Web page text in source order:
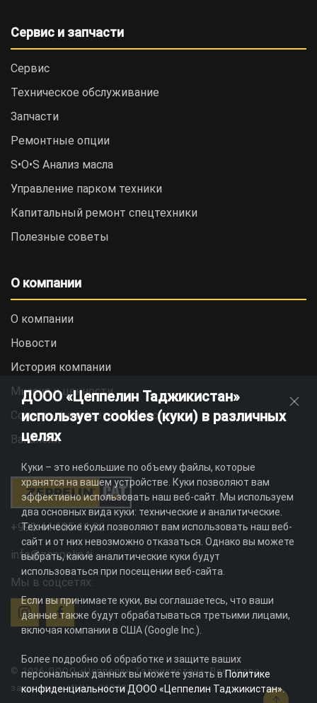
Сервис и запчасти
Сервис
Техническое обслуживание
Запчасти
Ремонтные опции
S•O•S Анализ масла
Управление парком техники
Капитальный ремонт спецтехники
Полезные советы
О компании
О компании
Новости
История компании
Миссия и ценности
Социальная ответственность
Вакансии
+992 44 625 11 22
info@zeppelin.tj
Мы в соцсетях:
© 2026 ДООО «Цеппелин Таджикистан». Все права
защищены. ИНН - 010082996
ДООО «Цеппелин Таджикистан»
использует cookies (куки) в различных
целях
Куки – это небольшие по объему файлы, которые
хранятся на вашем устройстве. Куки позволяют вам
эффективно использовать наш веб-сайт. Мы используем
два основных вида куки: технические и аналитические.
Технические куки позволяют вам использовать наш веб-
сайт и от них невозможно отказаться. Однако вы можете
выбрать, какие аналитические куки будут
использоваться при посещении веб-сайта.
Если вы принимаете куки, вы соглашаетесь, что ваши
данные также будут обрабатываться третьими лицами,
включая компании в США (Google Inc.).
Более подробно об обработке и защите ваших
персональных данных вы можете узнать вПолитике
конфиденциальности ДООО «Цеппелин Таджикистан».